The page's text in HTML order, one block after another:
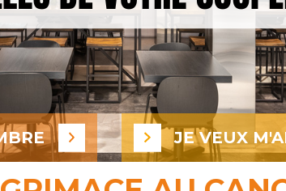
JE VEUX